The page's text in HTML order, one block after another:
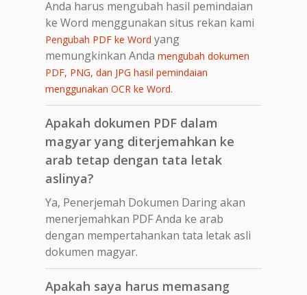
Anda harus mengubah hasil pemindaian
ke Word menggunakan situs rekan kami
Pengubah PDF ke Word yang
memungkinkan Anda mengubah dokumen
PDF, PNG, dan JPG hasil pemindaian
menggunakan OCR ke Word.
Apakah dokumen PDF dalam
magyar yang diterjemahkan ke
arab tetap dengan tata letak
aslinya?
Ya, Penerjemah Dokumen Daring akan
menerjemahkan PDF Anda ke arab
dengan mempertahankan tata letak asli
dokumen magyar.
Apakah saya harus memasang